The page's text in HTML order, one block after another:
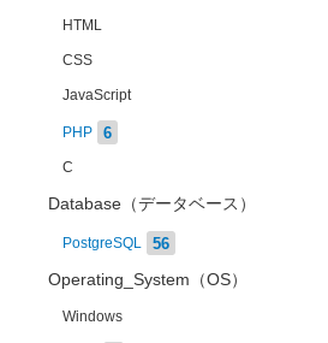
HTML
CSS
JavaScript
PHP 6
C
Database（データベース）
PostgreSQL 56
Operating_System（OS）
Windows